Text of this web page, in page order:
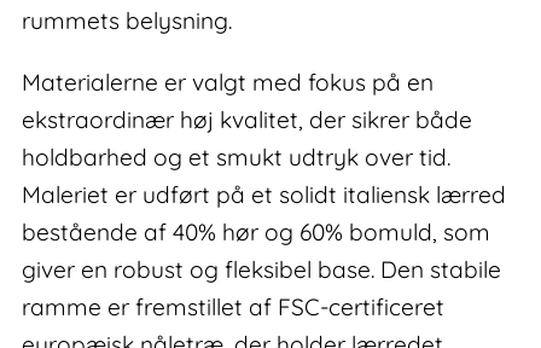
rummets belysning.
Materialerne er valgt med fokus på en
ekstraordinær høj kvalitet, der sikrer både
holdbarhed og et smukt udtryk over tid.
Maleriet er udført på et solidt italiensk lærred
bestående af 40% hør og 60% bomuld, som
giver en robust og fleksibel base. Den stabile
ramme er fremstillet af FSC-certificeret